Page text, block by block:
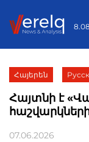
Հայերեն
Հայտնի է
07.06.2026